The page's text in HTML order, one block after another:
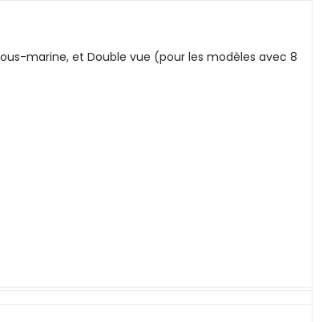
marine, et Double vue (pour les modèles avec 8